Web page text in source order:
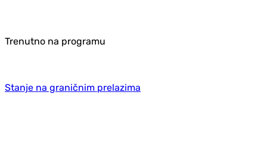
Trenutno na programu
Stanje na graničnim prelazima